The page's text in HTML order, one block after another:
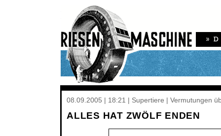
08.09.2005 | 18:21 | Supertiere | Vermutungen
ALLES HAT ZWÖLF ENDEN